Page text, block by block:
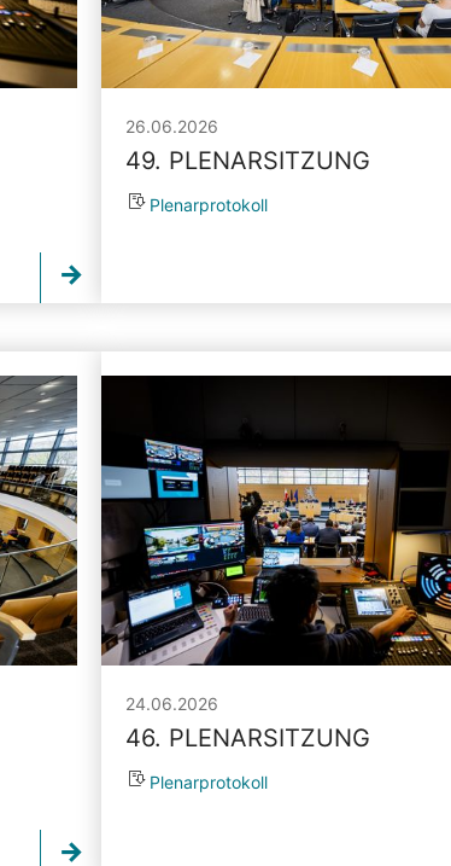
26.06.2026
49. PLENARSITZUNG
Plenarprotokoll
24.06.2026
46. PLENARSITZUNG
Plenarprotokoll